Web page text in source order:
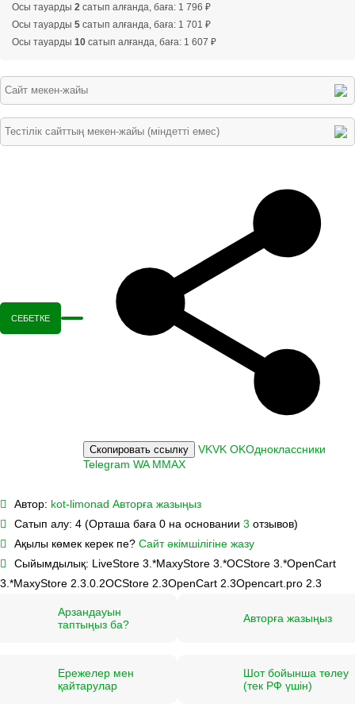
Осы тауарды 2 сатып алғанда, баға: 1 796 ₽
Осы тауарды 5 сатып алғанда, баға: 1 701 ₽
Осы тауарды 10 сатып алғанда, баға: 1 607 ₽
СЕБЕТКЕ
Скопировать ссылку VKVK OKОдноклассники
Telegram WA MMAX
Автор: kot-limonad Авторға жазыңыз
Сатып алу: 4 (Орташа баға 0 на основании 3 отзывов)
Ақылы көмек керек пе? Сайт әкімшілігіне жазу
Сыйымдылық: LiveStore 3.*MaxyStore 3.*OCStore 3.*OpenCart
3.*MaxyStore 2.3.0.2OCStore 2.3OpenCart 2.3Opencart.pro 2.3
Арзандауын
таптыңыз ба?
Авторға жазыңыз
Ережелер мен
қайтарулар
Шот бойынша төлеу
(тек РФ үшін)